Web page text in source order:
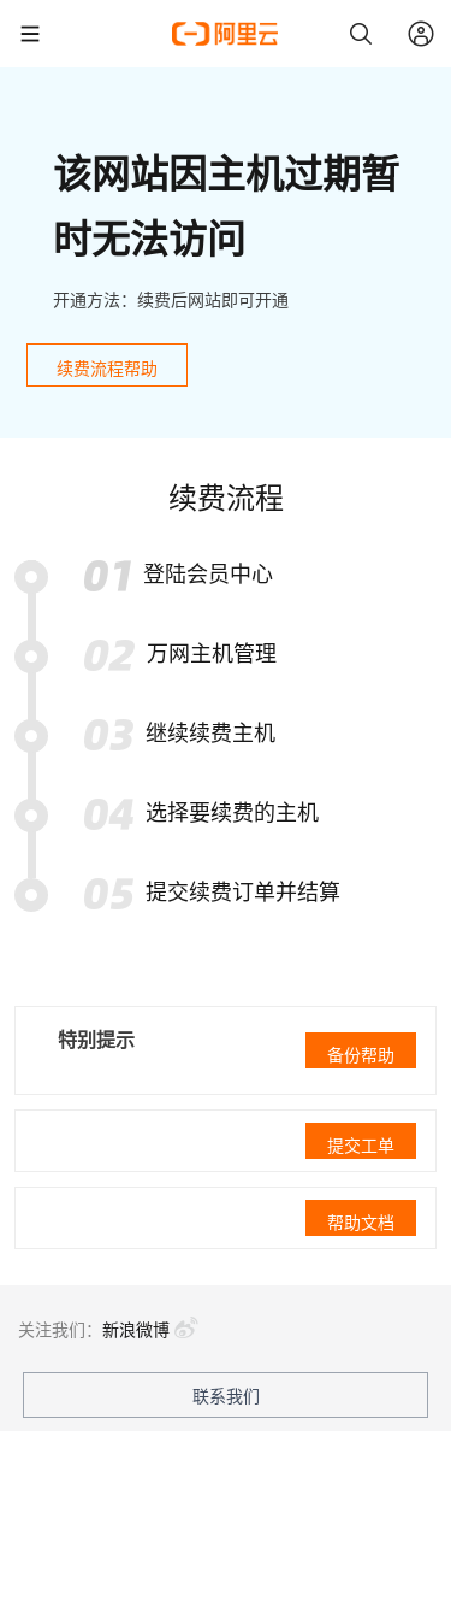
该网站因主机过期暂
时无法访问
开通方法：续费后网站即可开通
续费流程帮助
续费流程
登陆会员中心
万网主机管理
继续续费主机
选择要续费的主机
提交续费订单并结算
特别提示
备份帮助
提交工单
帮助文档